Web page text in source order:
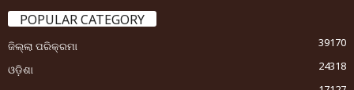
POPULAR CATEGORY
ଜିଲ୍ଲା ପରିକ୍ରମା
39170
ଓଡ଼ିଶା
24318